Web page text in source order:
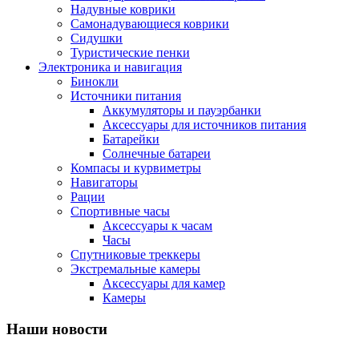
Надувные коврики
Самонадувающиеся коврики
Сидушки
Туристические пенки
Электроника и навигация
Бинокли
Источники питания
Аккумуляторы и пауэрбанки
Аксессуары для источников питания
Батарейки
Солнечные батареи
Компасы и курвиметры
Навигаторы
Рации
Спортивные часы
Аксессуары к часам
Часы
Спутниковые треккеры
Экстремальные камеры
Аксессуары для камер
Камеры
Наши новости